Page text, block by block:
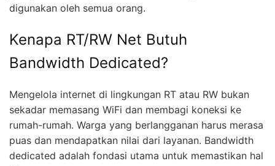
digunakan oleh semua orang.
Kenapa RT/RW Net Butuh
Bandwidth Dedicated?
Mengelola internet di lingkungan RT atau RW bukan
sekadar memasang WiFi dan membagi koneksi ke
rumah-rumah. Warga yang berlangganan harus merasa
puas dan mendapatkan nilai dari layanan. Bandwidth
dedicated adalah fondasi utama untuk memastikan hal